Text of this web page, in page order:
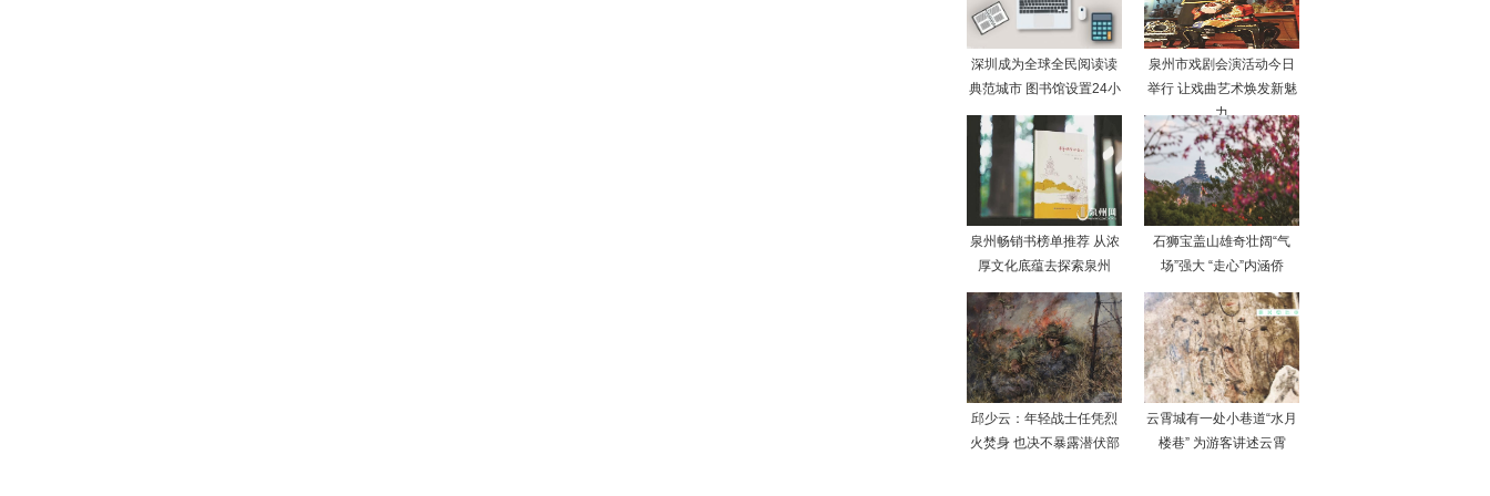
深圳成为全球全民阅读读
典范城市 图书馆设置24小
泉州市戏剧会演活动今日
举行 让戏曲艺术焕发新魅
力
泉州畅销书榜单推荐 从浓
厚文化底蕴去探索泉州
石狮宝盖山雄奇壮阔“气
场”强大 “走心”内涵侨
邱少云：年轻战士任凭烈
火焚身 也决不暴露潜伏部
云霄城有一处小巷道“水月
楼巷” 为游客讲述云霄